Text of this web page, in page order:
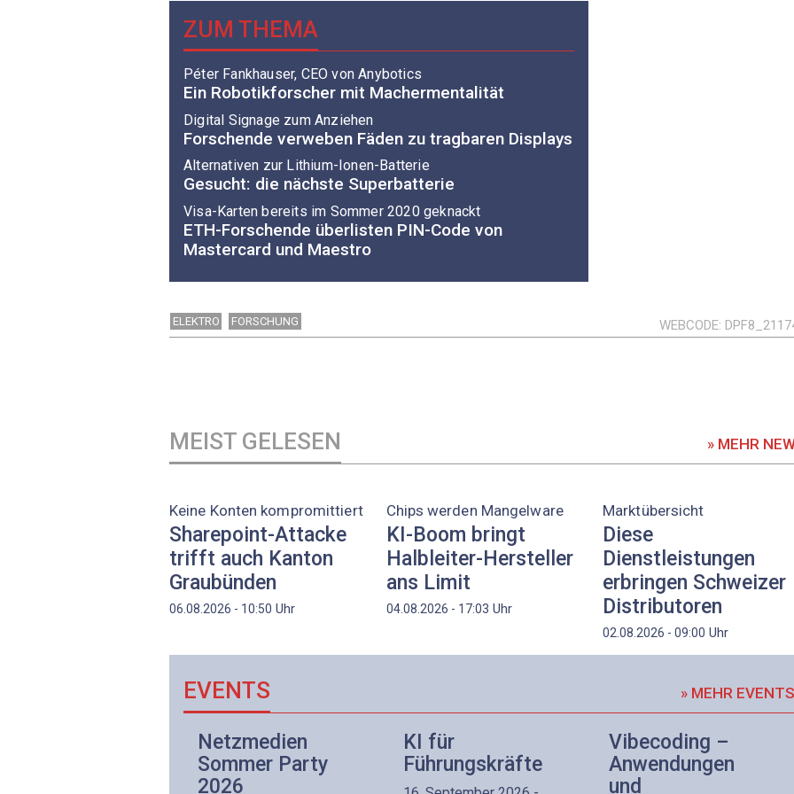
ZUM THEMA
Péter Fankhauser, CEO von Anybotics
Ein Robotikforscher mit Machermentalität
Digital Signage zum Anziehen
Forschende verweben Fäden zu tragbaren Displays
Alternativen zur Lithium-Ionen-Batterie
Gesucht: die nächste Superbatterie
Visa-Karten bereits im Sommer 2020 geknackt
ETH-Forschende überlisten PIN-Code von
Mastercard und Maestro
ELEKTRO FORSCHUNG WEBCODE
MEIST GELESEN » MEHR
Keine Konten kompromittiert
Sharepoint-Attacke
trifft auch Kanton
Graubünden
06.08.2026 - 10:50 Uhr
Chips werden Mangelware
KI-Boom bringt
Halbleiter-Hersteller
ans Limit
04.08.2026 - 17:03 Uhr
Marktübersicht
Diese
Dienstleistungen
erbringen Schweizer
Distributoren
02.08.2026 - 09:00 Uhr
EVENTS » MEHR
Netzmedien
Sommer Party
2026
KI für
Führungskräfte
Vibecoding –
Anwendungen
und